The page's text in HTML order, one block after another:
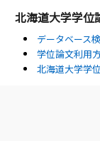
北海道大学学位
データベース
学位論文利用
北海道大学学